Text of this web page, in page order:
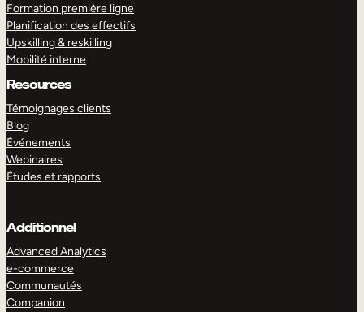
Formation première ligne
Planification des effectifs
Upskilling & reskilling
Mobilité interne
Resources
Témoignages clients
Blog
Événements
Webinaires
Études et rapports
Additionnel
Advanced Analytics
e-commerce
Communautés
Companion